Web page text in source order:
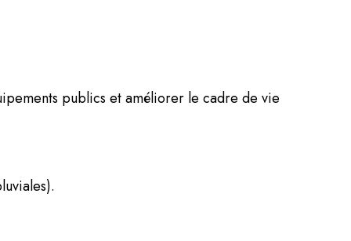
publics et améliorer le cadre de vie